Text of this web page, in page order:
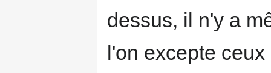
dessus, il n'y a
l'on excepte